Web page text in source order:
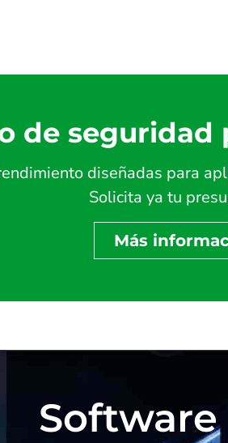
de seguridad
diseñadas para
Solicita ya tu
Más
Software